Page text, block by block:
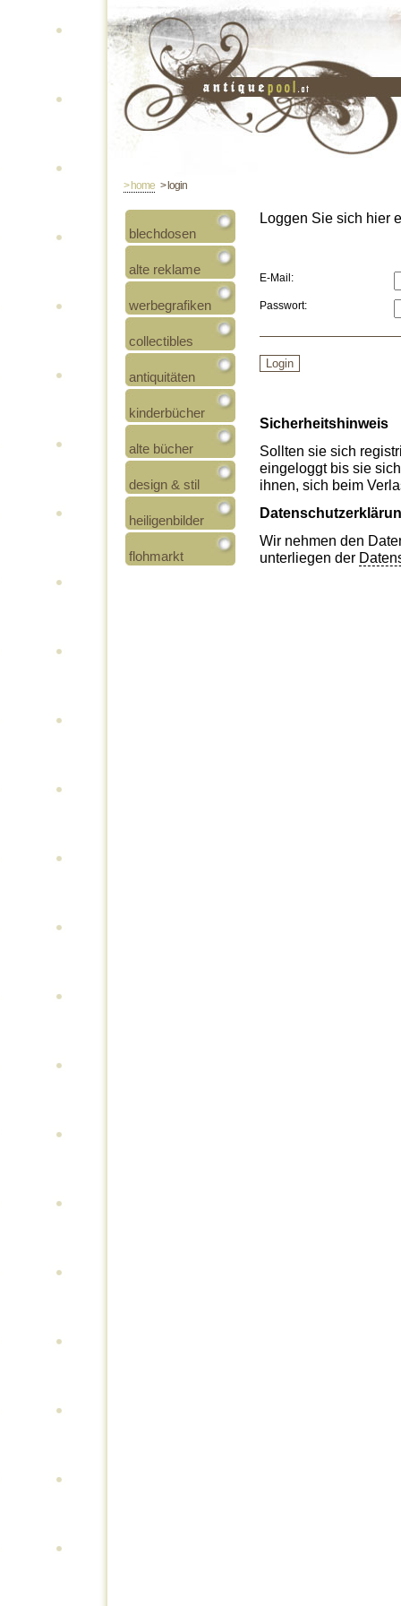
> home > login
blechdosen
alte reklame
werbegrafiken
collectibles
antiquitäten
kinderbücher
alte bücher
design & stil
heiligenbilder
flohmarkt
Loggen Sie sich hier
E-Mail:
Passwort:
Sicherheitshinweis
Sollten sie sich
eingeloggt bis sie
ihnen, sich beim
Wir nehmen den
unterliegen der